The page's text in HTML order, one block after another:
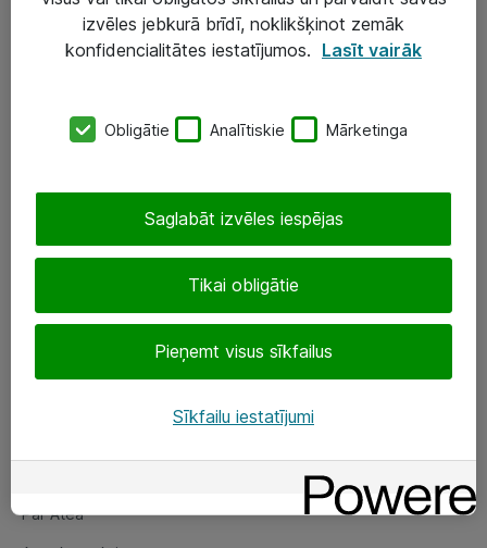
Serveri un datu centri
SIA „ATEA”
eShop@atea.lv
Sekojiet mums
Par Atea
Par Atea
izvēles jebkurā brīdī, noklikšķinot zemāk
konfidencialitātes iestatījumos. Lasīt vairāk
Obligātie Analītiskie Mārketinga
Tikai obligātie
Pieņemt visus sīkfailus
Saglabāt izvēles iespējas
Sīkfailu iestatījumi